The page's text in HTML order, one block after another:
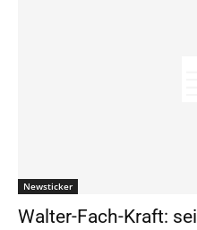
Newsticker
Walter-Fach-Kraft: